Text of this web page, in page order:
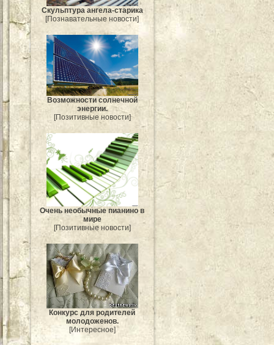
Скульптура ангела-старика
[Познавательные новости]
Возможности солнечной
энергии.
[Позитивные новости]
Очень необычные пианино в
мире
[Позитивные новости]
Конкурс для родителей
молодоженов.
[Интересное]